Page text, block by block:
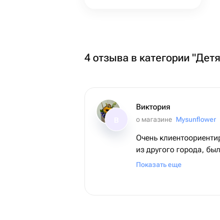
4 отзыва в категории
Виктория
о магазине Mysunflower
Очень клиентоориентирован!
из другого города,
непонятно. Связались, рассказали,
Показать еще